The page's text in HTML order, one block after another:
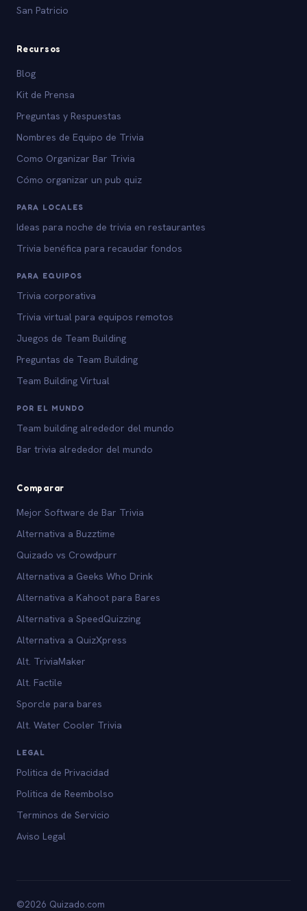
San Patricio
Recursos
Blog
Kit de Prensa
Preguntas y Respuestas
Nombres de Equipo de Trivia
Como Organizar Bar Trivia
Cómo organizar un pub quiz
PARA LOCALES
Ideas para noche de trivia en restaurantes
Trivia benéfica para recaudar fondos
PARA EQUIPOS
Trivia corporativa
Trivia virtual para equipos remotos
Juegos de Team Building
Preguntas de Team Building
Team Building Virtual
POR EL MUNDO
Team building alrededor del mundo
Bar trivia alrededor del mundo
Comparar
Mejor Software de Bar Trivia
Alternativa a Buzztime
Quizado vs Crowdpurr
Alternativa a Geeks Who Drink
Alternativa a Kahoot para Bares
Alternativa a SpeedQuizzing
Alternativa a QuizXpress
Alt. TriviaMaker
Alt. Factile
Sporcle para bares
Alt. Water Cooler Trivia
LEGAL
Politica de Privacidad
Politica de Reembolso
Terminos de Servicio
Aviso Legal
©2026 Quizado.com